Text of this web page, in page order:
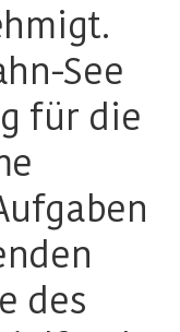
See
für die
des